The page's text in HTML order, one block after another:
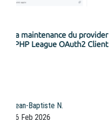
Nouvelle
mots-clés au
...